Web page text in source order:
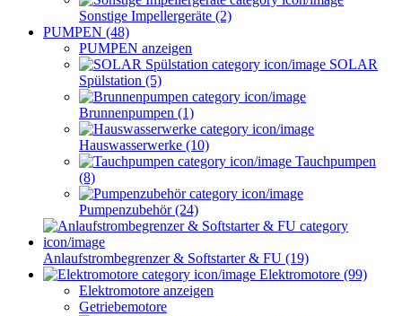
Sonstige Impellergeräte (2)
PUMPEN (48)
PUMPEN anzeigen
SOLAR
Spülstation (5)
Brunnenpumpen (1)
Hauswasserwerke (10)
Tauchpumpen
(8)
Pumpenzubehör (24)
Anlaufstrombegrenzer & Softstarter & FU (19)
Elektromotore (99)
Elektromotore anzeigen
Getriebemotore